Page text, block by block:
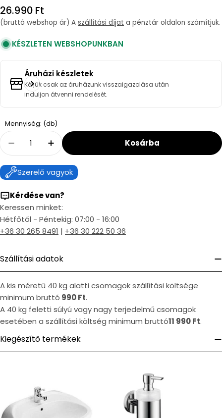
Regular
price
26.990 Ft
(bruttó webshop ár) A szállítási díjat a pénztár oldalon számítjuk.
KÉSZLETEN WEBSHOPUNKBAN
Áruházi készletek
Kérjük csak az áruházunk visszaigazolása után
induljon átvenni rendelését.
Mennyiség: (db)Quantity
Decrease Quantity For Hansgrohe Vernis
Increase Quantity For Hansgrohe
Kosárba
Szerelő vagyok
Kérdése van?
Keressen minket:
Hétfőtől - Péntekig: 07:00 - 16:00
+36 30 265 8491 | +36 30 222 50 36
Szállítási adatok
A kis méretű 40 kg alatti csomagok szállítási költsége
minimum bruttó 990 Ft.
A 40 kg feletti súlyú vagy nagy terjedelmű csomagok
esetében a szállítási költség minimum bruttó11 990 Ft.
Kiegészítő termékek